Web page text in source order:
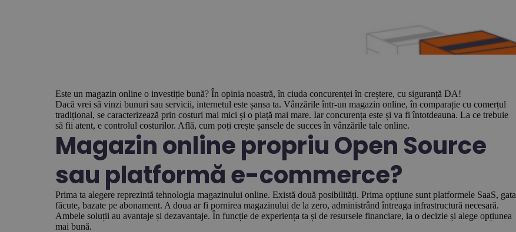
Este un magazin online o investiție bună? În opinia noastră, în ciuda concurenței în creștere, cu siguranță DA!
Dacă vrei să vinzi bunuri sau servicii, internetul este șansa ta. Vânzările într-un magazin online, în comparație cu comerțul
tradițional, se caracterizează prin costuri mai mici și o piață mai mare. Iar concurența este și va fi întotdeauna. La ce trebuie
să fii atent, e controlul costurilor. Află, cum poți crește șansele de succes în vânzările tale online.
Magazin online propriu Open Source
sau platformă e-commerce?
Prima ta alegere reprezintă tehnologia magazinului online. Există două posibilități. Prima opțiune sunt platformele SaaS, gata
făcute, bazate pe abonament. A doua ar fi pornirea magazinului de la zero, administrând întreaga infrastructură necesară.
Ambele soluții au avantaje și dezavantaje. În funcție de experiența ta și de resursele financiare, ia o decizie și alege opțiunea
mai bună.